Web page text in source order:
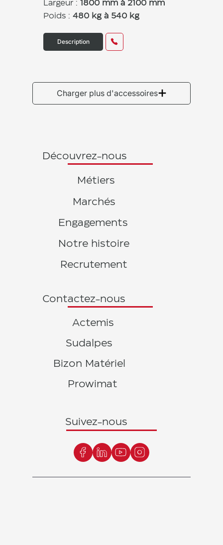
Charger plus d'accessoires
Largeur : 1800 mm à 2100 mm
Poids : 480 kg à 540 kg
Description
Suivez-nous
Prowimat
Bizon Matériel
Sudalpes
Actemis
Contactez-nous
Recrutement
Notre histoire
Engagements
Marchés
Métiers
Découvrez-nous